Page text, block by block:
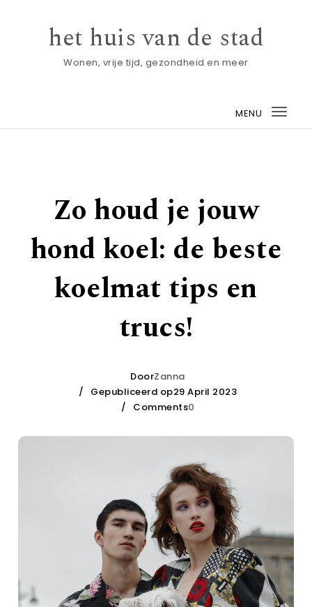
het huis van de stad
Wonen, vrije tijd, gezondheid en meer
MENU
Zo houd je jouw
hond koel: de beste
koelmat tips en
trucs!
DoorZanna
Gepubliceerd op29 April 2023
Comments0